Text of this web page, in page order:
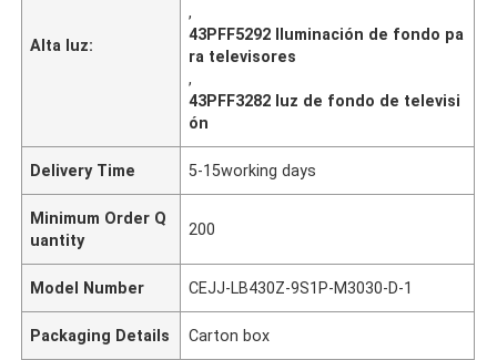
Alta luz:
,
43PFF5292 Iluminación de fondo pa
ra televisores
,
43PFF3282 luz de fondo de televisi
ón
Delivery Time 5-15working days
Minimum Order Q
uantity
200
Model Number CEJJ-LB430Z-9S1P-M3030-D-1
Packaging Details Carton box